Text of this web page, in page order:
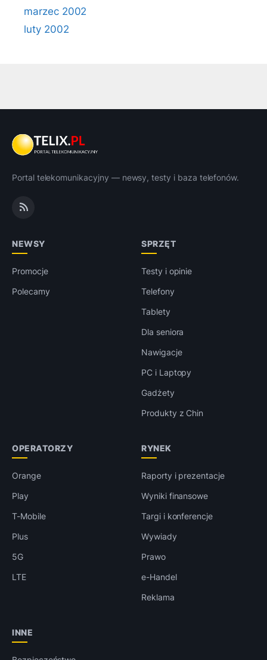
marzec 2002
luty 2002
Portal telekomunikacyjny — newsy, testy i baza telefonów.
NEWSY
Promocje
Polecamy
SPRZĘT
Testy i opinie
Telefony
Tablety
Dla seniora
Nawigacje
PC i Laptopy
Gadżety
Produkty z Chin
OPERATORZY
Orange
Play
T-Mobile
Plus
5G
LTE
RYNEK
Raporty i prezentacje
Wyniki finansowe
Targi i konferencje
Wywiady
Prawo
e-Handel
Reklama
INNE